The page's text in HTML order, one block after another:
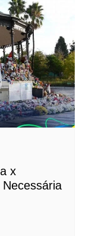
x